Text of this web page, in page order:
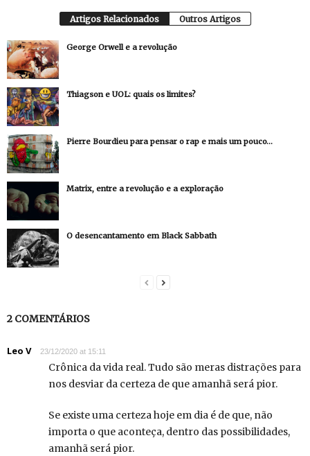
Artigos Relacionados Outros Artigos
George Orwell e a revolução
Thiagson e UOL: quais os limites?
Pierre Bourdieu para pensar o rap e mais um pouco…
Matrix, entre a revolução e a exploração
O desencantamento em Black Sabbath
2 COMENTÁRIOS
Leo V 23/12/2020 at 15:11
Crônica da vida real. Tudo são meras distrações para
nos desviar da certeza de que amanhã será pior.
Se existe uma certeza hoje em dia é de que, não
importa o que aconteça, dentro das possibilidades,
amanhã será pior.